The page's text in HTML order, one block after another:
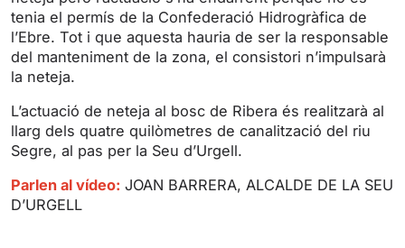
r
e
n
tenia el permís de la Confederació Hidrogràfica de
l’Ebre. Tot i que aquesta hauria de ser la responsable
del manteniment de la zona, el consistori n’impulsarà
la neteja.
L’actuació de neteja al bosc de Ribera és realitzarà al
llarg dels quatre quilòmetres de canalització del riu
Segre, al pas per la Seu d’Urgell.
Parlen al vídeo: JOAN BARRERA, ALCALDE DE LA SEU
D’URGELL